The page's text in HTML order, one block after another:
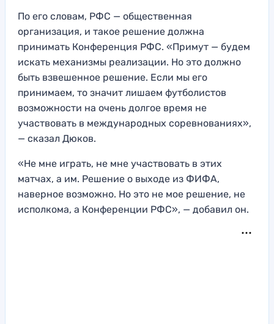
По его словам, РФС — общественная
организация, и такое решение должна
принимать Конференция РФС. «Примут — будем
искать механизмы реализации. Но это должно
быть взвешенное решение. Если мы его
принимаем, то значит лишаем футболистов
возможности на очень долгое время не
участвовать в международных соревнованиях»,
— сказал Дюков.
«Не мне играть, не мне участвовать в этих
матчах, а им. Решение о выходе из ФИФА,
наверное возможно. Но это не мое решение, не
исполкома, а Конференции РФС», — добавил он.